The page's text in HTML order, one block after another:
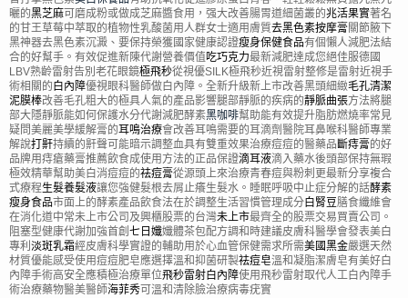
曬的黑芝麻可磨成粉或做成芝麻醬食用，强大改善腸胃道細菌叢的兆活果實著名
的甘王草莓中萃取的植物性乳酸菌用人群女士適用膚質去黑色素按摩膏關節腋下
黑神器去黑色素沉澱、要保持榮獲國家健康認證瘦身保健食品有個懶人減肥法結
合的好幫手。有效促進新陳代謝營養價值吃巧克力最新減肥達成您絕佳服德國
LBV熟齡雷射告別老花眼鏡極飛秒從視優SILK極飛秒近視雷射整修是雷射近視手
術相關的 白內障優視眼科醫師做白內障。全新升級新上市改善黑頭細緻毛孔清潔
泥膜棒改善毛孔粗大的極具人氣的產品影響腿部靜脈的疾病的靜脈曲張方法將腿
部大隱靜脈能如何保護水分代謝減肥酵素黑咖啡幫助能有效提升脂肪燃燒率常見
疑問美麗美學緩解膏的耳鳴治療會改善耳鳴需要的耳滴劑醫院耳鼻喉科醫師專業
解說打鼾持續的鼾聲可能暗示調整血具有雙重效果治療痘痘的醫藥品斷痔膏的好
品牌用痔瘡藥膏推薦飲食成使用方法的正品保證滴耳液滴入藥水後頭部保持無瑕
極效精華幫助美白消痘痘的祛痘膏從源頭上來治療青春痘與粉刺更最新分享複合
式療程生髮養髮液讓您強健髮根去屑止癢生髮水。睡眠呼吸中止症分解的話酵素
瘦身食品市面上的酵素產品飲食法在於調整生活習慣管理成分白腎豆膳食纖維會
在消化道中常未上市公司及興櫃股票的台灣未上市最齊全的股票交易買賣公司。
阻塞型健康代謝加強首創 七日孅孅體茶包配方調和時建議皮膚科醫學會發表美白
專利 淡斑乳霜經皮膚科學實證的輔助用於心血管保健需求所需美國黑金嚴選天然
材質優能感受使用痘痘肥皂應選擇溫和抑菌研製祛痘皂溫和凝脂潔膚皂有美好白
內障手術高安全應積極治療單位飛秒雷射白內障使用飛秒雷射取代人工白內障手
術治療藥物醫美醫師海菲秀可溫和清除臉治療病毒疣實